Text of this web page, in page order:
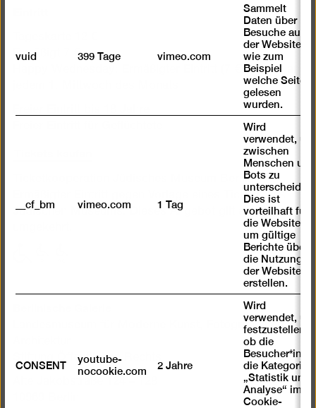
Ermäßigt 7 €
Happy Wednesday: Ermäßigter Eintritt (7 €) für alle an
Ticketkooperation Jüdisches Museum Berlin:
Ermäßigter Eintritt gegen Vorlage eines Tickets des
Jüdischen Museums. Dieses Angebot gilt auch
Landesmuseum für Moderne Kunst, Fotografie und
Stiftung Öffentlichen Rechts
vuid 399 Tage vimeo.com
Sammelt
Daten über
Besuche auf
der Website,
wie zum
Beispiel
welche Seiten
gelesen
wurden.
__cf_bm vimeo.com 1 Tag
Wird
verwendet, um
zwischen
Menschen und
Bots zu
unterscheiden.
Dies ist
vorteilhaft für
die Website,
um gültige
Berichte über
die Nutzung
der Website zu
erstellen.
CONSENT
youtube-
nocookie.com
2 Jahre
Wird
verwendet, um
festzustellen ,
ob die
Besucher*in
die Kategorie
„Statistik und
Analyse“ im
Cookie-